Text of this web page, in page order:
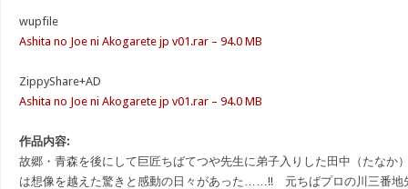
wupfile
Ashita no Joe ni Akogarete jp v01.rar – 94.0 MB
ZippyShare+AD
Ashita no Joe ni Akogarete jp v01.rar – 94.0 MB
作品内容:
故郷・青森を後にして巨匠ちばてつや先生に弟子入りした田中（たな
は想像を越えた驚きと感動の日々があった……!! 元ちばプロの川三番地